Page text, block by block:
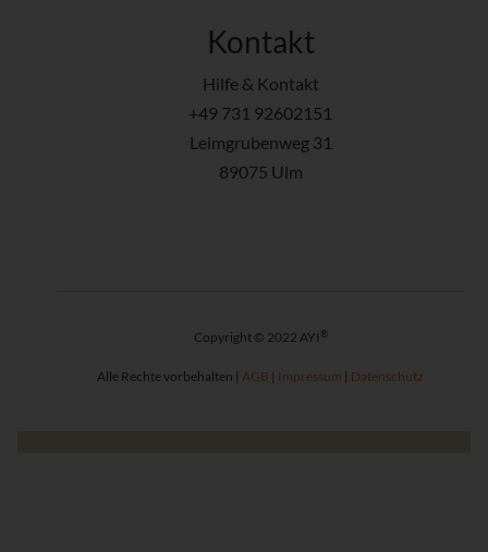
Kontakt
Hilfe & Kontakt
+49 731 92602151
Leimgrubenweg 31
89075 Ulm
Copyright © 2022 AYI ®
Alle Rechte vorbehalten | AGB | Impressum | Datenschutz